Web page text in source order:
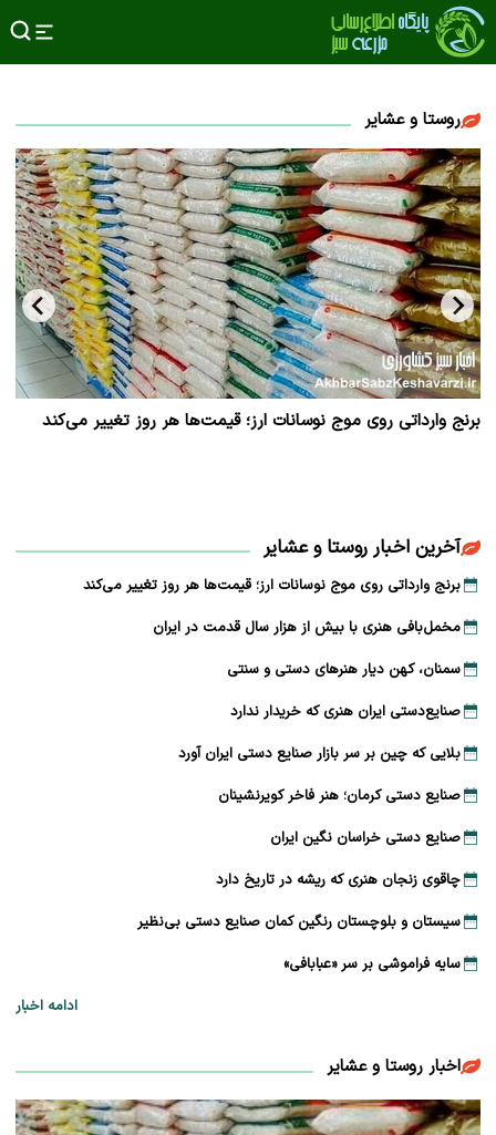
روستا و عشایر
برنج وارداتی روی موج نوسانات ارز؛ قیمت‌ها هر روز تغییر می‌کند
آخرین اخبار روستا و عشایر
برنج وارداتی روی موج نوسانات ارز؛ قیمت‌ها هر روز تغییر می‌کند
مخمل‌بافی هنری با بیش از هزار سال قدمت در ایران
سمنان، کهن دیار هنرهای دستی و سنتی
صنایع‌دستی ایران هنری که خریدار ندارد
بلایی که چین بر سر بازار صنایع دستی ایران آورد
صنایع دستی کرمان؛ هنر فاخر کویرنشینان
صنایع دستی خراسان نگین ایران
چاقوی زنجان هنری که ریشه در تاریخ دارد
سیستان و بلوچستان رنگین کمان صنایع دستی بی‌نظیر
سایه فراموشی بر سر «عبابافی»
ادامه اخبار
اخبار روستا و عشایر